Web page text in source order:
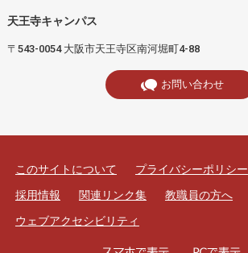
天王寺キャンパス
〒543-0054 大阪市天王寺区南河堀町4-88
お問い合わせ
このサイトについて プライバシーポリシー
採用情報
関連リンク集
教職員の方へ
ウェブアクセシビリティ